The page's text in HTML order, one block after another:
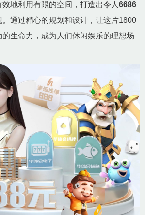
地利用有限的空间，打造出令人 6686
通过精心的规划和设计，让这片1800
生命力，成为人们休闲娱乐的理想场